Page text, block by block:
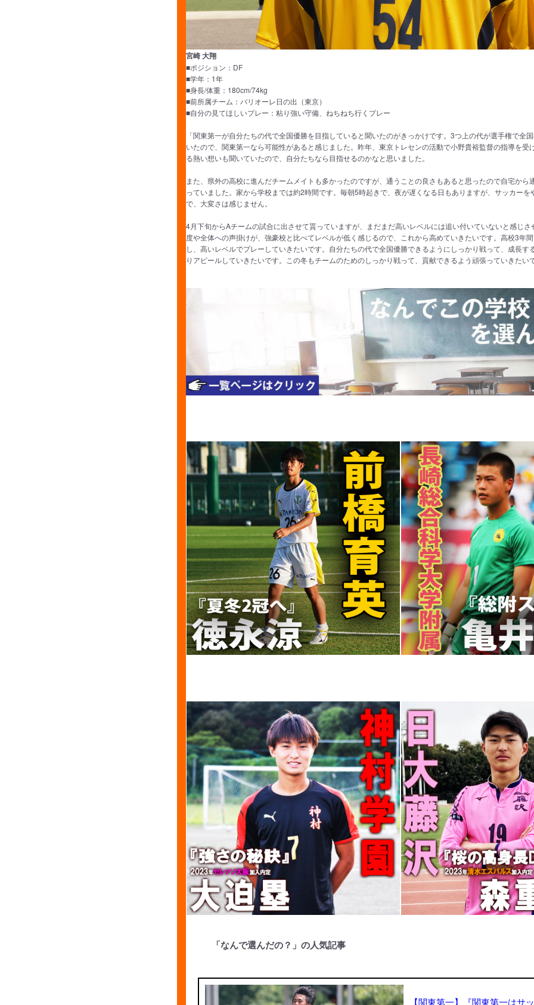
宮崎 大翔
■ポジション：DF
■学年：1年
■身長/体重：180cm/74kg
■前所属チーム：バリオーレ日の出（東京）
■自分の見てほしいプレー：粘り強い守備、ねちねち行くプレー
「関東第一が自分たちの代で全国優勝を目指していると聞いたのがきっかけです。3つ上の代が選手権で全
いたので、関東第一なら可能性があると感じました。昨年、東京トレセンの活動で小野貴裕監督の指導を受
る熱い想いも聞いていたので、自分たちなら目指せるのかなと思いました。
また、県外の高校に進んだチームメイトも多かったのですが、通うことの良さもあると思ったので自宅から
っていました。家から学校までは約2時間です。毎朝5時起きで、夜が遅くなる日もありますが、サッカーを
で、大変さは感じません。
4月下旬からAチームの試合に出させて貰っていますが、まだまだ高いレベルには追い付いていないと感じ
度や全体への声掛けが、強豪校と比べてレベルが低く感じるので、これから高めていきたいです。高校3年
し、高いレベルでプレーしていきたいです。自分たちの代で全国優勝できるようにしっかり戦って、成長す
りアピールしていきたいです。この冬もチームのためのしっかり戦って、貢献できるよう頑張っていきたい
「なんで選んだの？」の人気記事
【関東第一】『関東第一はサ